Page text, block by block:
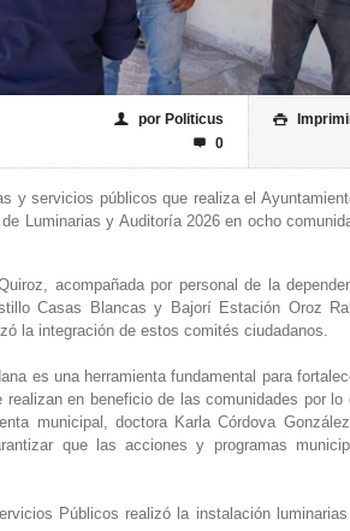

👤 por Politicus
 0
y servicios públicos que realiza el
Luminarias y Auditoría 2026 en ocho
acompañada por personal de la
Casas Blancas y Bajorí Estación Oroz
la integración de estos comités ciudadanos.
es una herramienta fundamental para
en beneficio de las comunidades por lo
municipal, doctora Karla Córdova
que las acciones y programas
Públicos realizó la instalación